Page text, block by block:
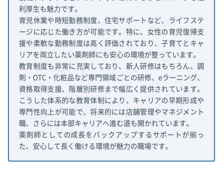
利厚生も魅力です。
育児休業や時短勤務制度、住宅サポートなど、ライフステ
ージに応じた働き方が可能です。特に、女性の育児復帰支
援や柔軟な勤務制度は高く評価されており、子育てとキャ
リアを両立したい薬剤師にも安心の環境が整っています。
教育制度も非常に充実しており、新人研修はもちろん、調
剤・OTC・化粧品など専門領域ごとの研修、eラーニング、
資格取得支援、階層別研修まで幅広く提供されています。
こうした体系的な教育体制により、キャリアの早期形成や
専門性向上が可能で、将来的には店舗管理やマネジメント
職、さらには本部キャリアへ進む道も開かれています。
薬剤師としての成長をバックアップするサポートが揃っ
た、安心して長く働ける環境が魅力の職場です。